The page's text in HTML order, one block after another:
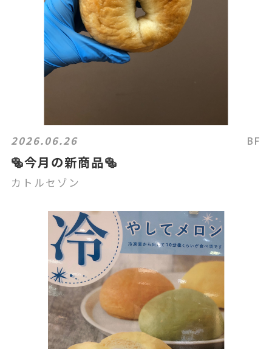
2026.06.26 BF
🥯今月の新商品🥯
カトルセゾン